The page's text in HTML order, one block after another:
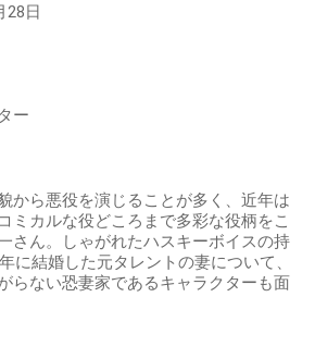
28日
ー
から悪役を演じることが多く、近年は
ミカルな役どころまで多彩な役柄をこ
さん。しゃがれたハスキーボイスの持
に結婚した元タレントの妻について、
らない恐妻家であるキャラクターも面